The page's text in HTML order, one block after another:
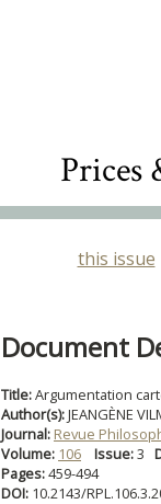
Prices
this issue
Document
Title:Argumentation
Author(s):JEANGÈNE
Journal: Revue
Volume: 106 Issue:3
Pages:459-494
DOI: 10.2143/